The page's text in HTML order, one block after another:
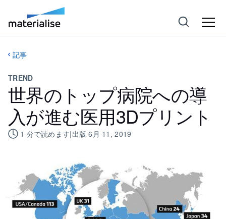
記事
TREND
世界のトップ病院への導
入が進む医用3Dプリント
1 分で読めます|出版 6月 11, 2019